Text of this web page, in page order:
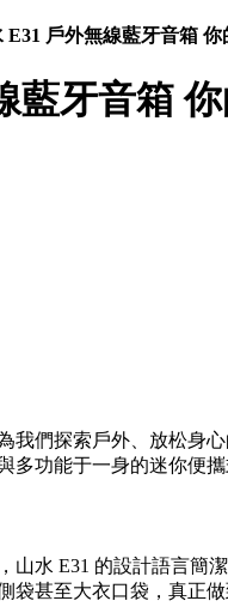
E31 戶外無線藍牙音箱
藍牙音箱
我們探索戶外、放松身
多功能于一身的迷你便
山水 E31 的設計語言簡
袋甚至大衣口袋，真正